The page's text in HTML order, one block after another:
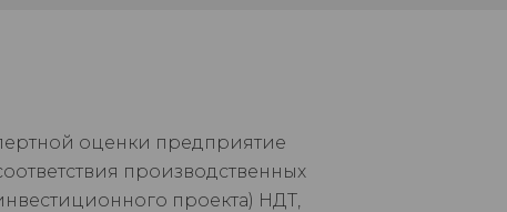
оценки предприятие
производственных
проекта) НДТ,